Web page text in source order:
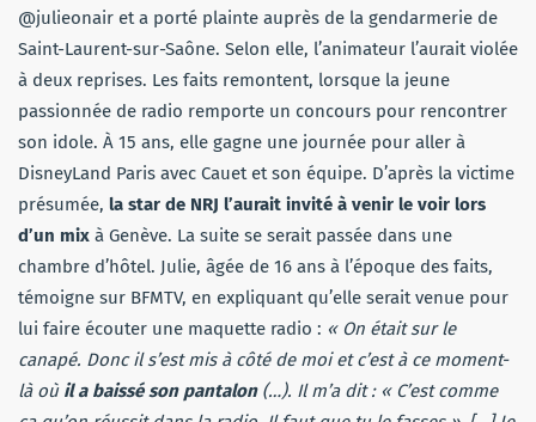
@julieonair et a porté plainte auprès de la gendarmerie de
Saint-Laurent-sur-Saône. Selon elle, l’animateur l’aurait violée
à deux reprises. Les faits remontent, lorsque la jeune
passionnée de radio remporte un concours pour rencontrer
son idole. À 15 ans, elle gagne une journée pour aller à
DisneyLand Paris avec Cauet et son équipe. D’après la victime
présumée, la star de NRJ l’aurait invité à venir le voir lors
d’un mix à Genève. La suite se serait passée dans une
chambre d’hôtel. Julie, âgée de 16 ans à l’époque des faits,
témoigne sur BFMTV, en expliquant qu’elle serait venue pour
lui faire écouter une maquette radio : « On était sur le
canapé. Donc il s’est mis à côté de moi et c’est à ce moment-
là où il a baissé son pantalon(…). Il m’a dit : « C’est comme